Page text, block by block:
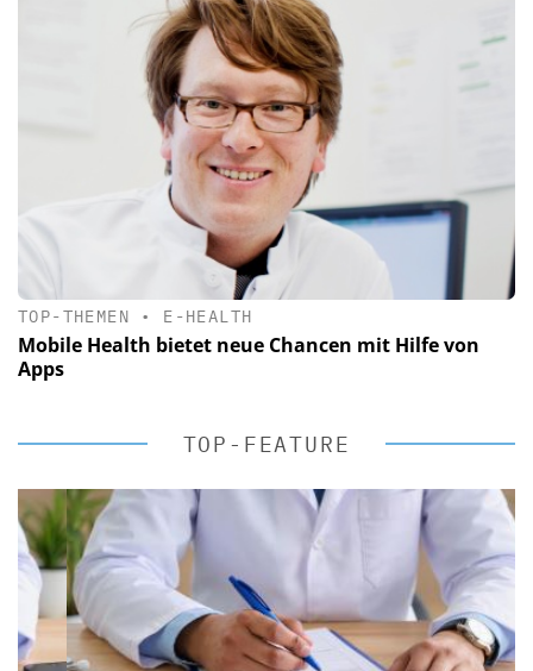
TOP-THEMEN • E-HEALTH
Mobile Health bietet neue Chancen mit Hilfe von
Apps
TOP-FEATURE